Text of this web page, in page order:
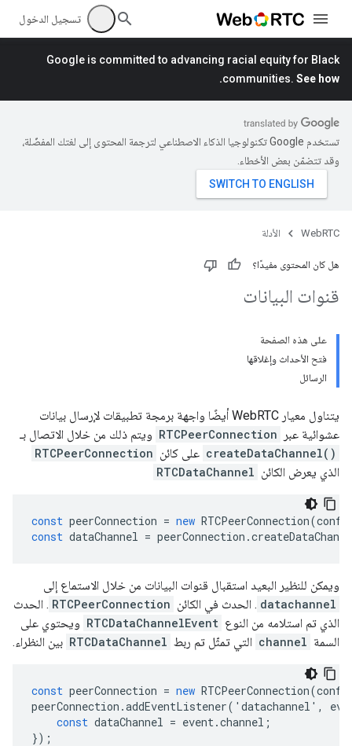
تسجيل الدخول
Google is committed to advancing racial equity for Black
communities. See how.
تستخدم Google تكنولوجيا الذكاء الاصطناعي لترجمة المحتوى إلى لغتك المفضّلة،
وقد تتضمّن بعض الأخطاء.
WebRTC الأدلة
هل كان المحتوى مفيدًا؟
قنوات البيانات
على هذه الصفحة
فتح الأحداث وإغلاقها
الرسائل
يتناول معيار WebRTC أيضًا واجهة برمجة تطبيقات لإرسال بيانات
عشوائية عبر
RTCPeerConnection ويتم ذلك من خلال الاتصال بـ
createDataChannel() على كائن RTCPeerConnection
الذي يعرض الكائن RTCDataChannel
const peerConnection = new RTCPeerConnection(
const dataChannel = peerConnection .
ويمكن للنظير البعيد استقبال قنوات البيانات من خلال الاستماع إلى
datachannel . الحدث في الكائن RTCPeerConnection . الحدث
الذي تم استلامه من النوع RTCDataChannelEvent ويحتوي على
السمة channel التي تمثّل تم ربط RTCDataChannel بين النظراء.
const peerConnection = new RTCPeerConnection(
peerConnection .addEventListener( ' datachannel ' ,
const dataChannel = event.channel ;
});